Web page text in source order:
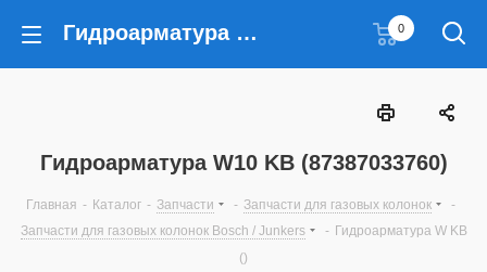
Гидроарматура W10 KB (87387033760) 0
Гидроарматура W10 KB (87387033760)
Главная - Каталог - Запчасти - Запчасти для газовых колонок
-
Запчасти для газовых колонок Bosch / Junkers
- Гидроарматура W KB
()